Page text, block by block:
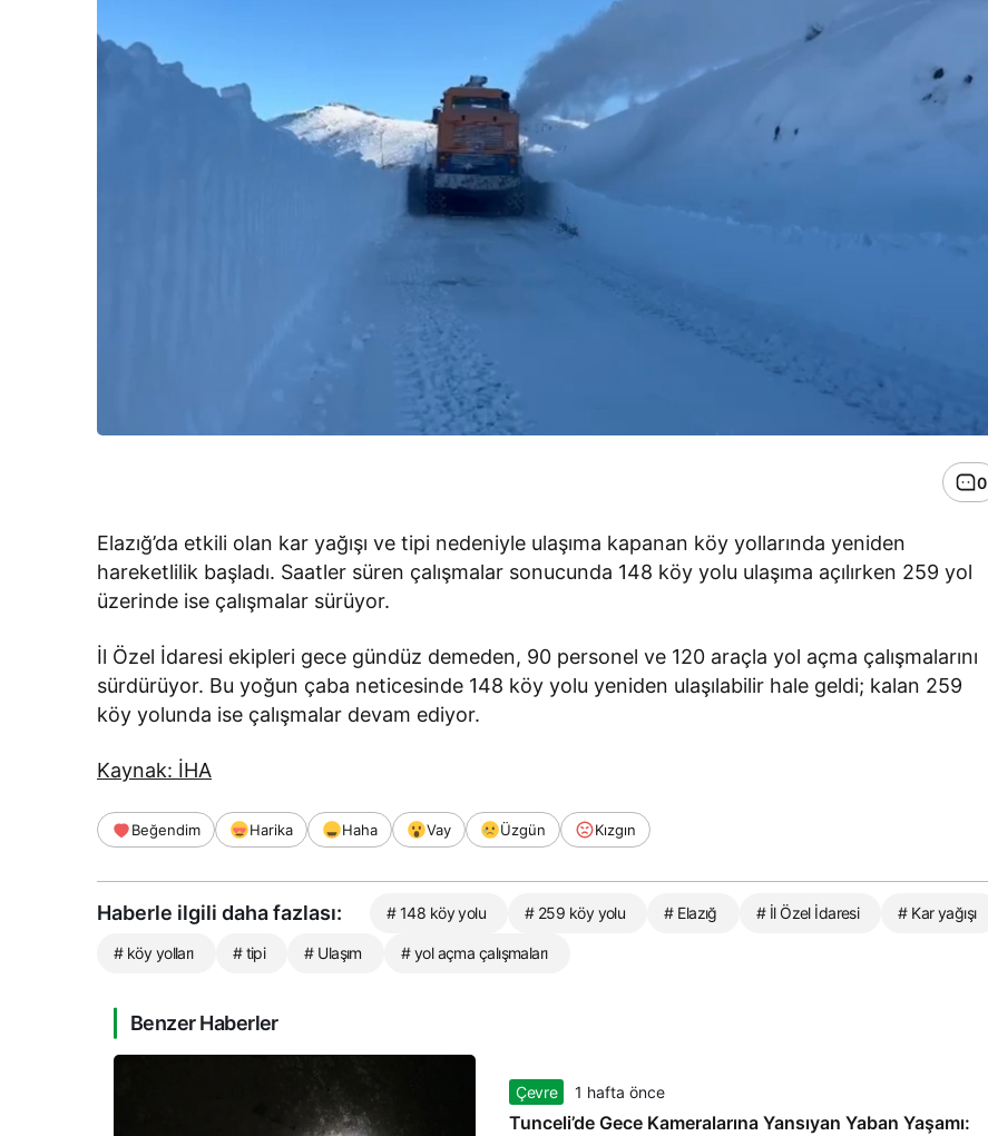
0
Elazığ’da etkili olan kar yağışı ve tipi nedeniyle ulaşıma kapanan köy yollarında yeniden
hareketlilik başladı. Saatler süren çalışmalar sonucunda 148 köy yolu ulaşıma açılırken 259 yol
üzerinde ise çalışmalar sürüyor.
İl Özel İdaresi ekipleri gece gündüz demeden, 90 personel ve 120 araçla yol açma çalışmalarını
sürdürüyor. Bu yoğun çaba neticesinde 148 köy yolu yeniden ulaşılabilir hale geldi; kalan 259
köy yolunda ise çalışmalar devam ediyor.
Kaynak: İHA
Beğendim Harika Haha Vay Üzgün Kızgın
Haberle ilgili daha fazlası: # 148 köy yolu # 259 köy yolu # Elazığ # İl Özel İdaresi # Kar yağışı
# köy yolları # tipi # Ulaşım # yol açma çalışmaları
Benzer Haberler
Çevre 1 hafta önce
Tunceli’de Gece Kameralarına Yansıyan Yaban Yaşamı: